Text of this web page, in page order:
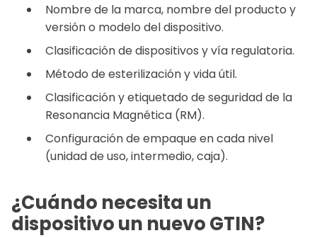
Nombre de la marca, nombre del producto y
versión o modelo del dispositivo.
Clasificación de dispositivos y vía regulatoria.
Método de esterilización y vida útil.
Clasificación y etiquetado de seguridad de la
Resonancia Magnética (RM).
Configuración de empaque en cada nivel
(unidad de uso, intermedio, caja).
¿Cuándo necesita un
dispositivo un nuevo GTIN?